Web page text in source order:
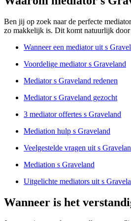
Ben jij op zoek naar de perfecte
zo makkelijk is. Dit komt natuurlijk door
Wanneer een mediator uit s
Voordelige mediator s Graveland
Mediator s Graveland redenen
Mediator s Graveland gezocht
3 mediator offertes s Graveland
Mediation hulp s Graveland
Veelgestelde vragen uit s
Mediation s Graveland
Uitgelichte mediators uit s
Wanneer is het